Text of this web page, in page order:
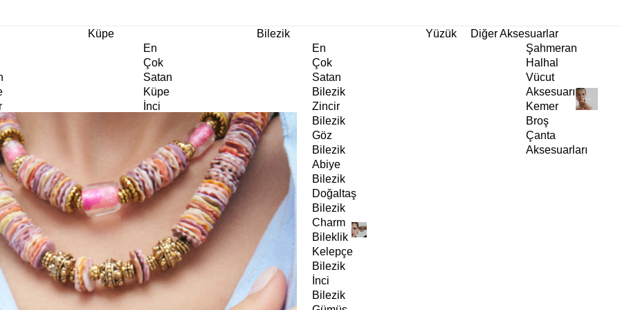
Küpe
En
Çok
Satan
Küpe
İnci
Abiye
Küpe
Doğaltaş
Küpe
Kıkırdak
Küpe
Halka
Küpe
Göz
Küpe
Charm
Küpe
Bilezik
En
Çok
Satan
Bilezik
Zincir
Bilezik
Göz
Bilezik
Abiye
Bilezik
Doğaltaş
Bilezik
Charm
Bileklik
Kelepçe
Bilezik
İnci
Bilezik
Yüzük
Diğer Aksesuarlar
Şahmeran
Halhal
Vücut
Aksesuarı
Kemer
Broş
Çanta
Aksesuarları